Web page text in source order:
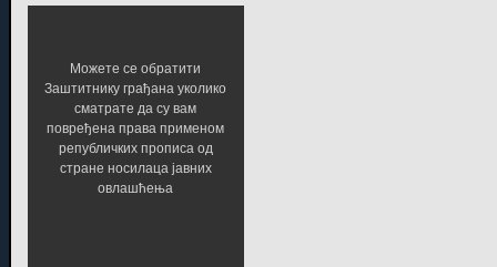
Можете се обратити
Заштитнику грађана уколико
сматрате да су вам
повређена права применом
републичких прописа од
стране носилаца јавних
овлашћења